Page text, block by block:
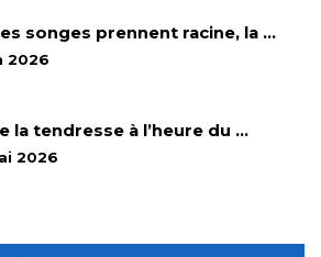
songes prennent racine, la ...
2026
la tendresse à l’heure du ...
2026